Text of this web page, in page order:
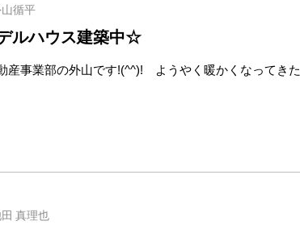
循平
ルハウス建築中☆
産事業部の外山です!(^^)! ようやく暖かくなってきた
真理也